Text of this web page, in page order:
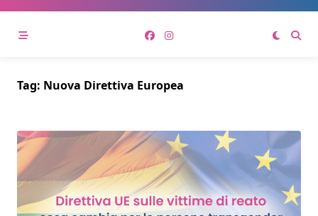
Tag: Nuova Direttiva Europea